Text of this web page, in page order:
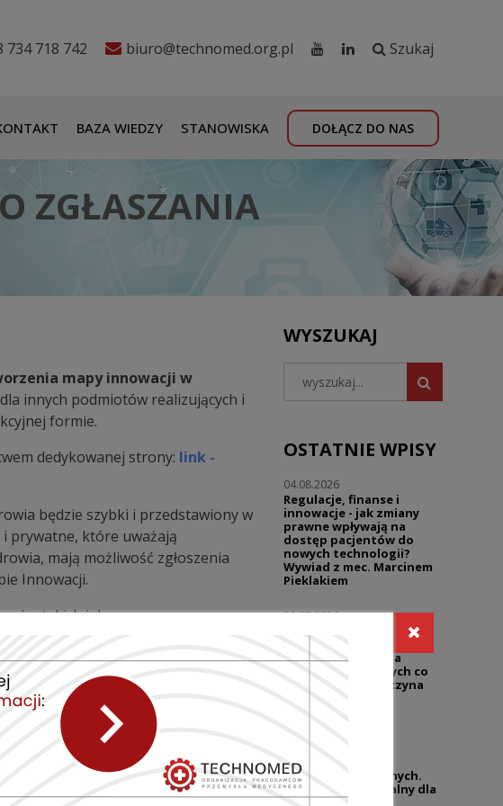
734 718 742 biuro@technomed.org.pl Szukaj
BAZA WIEDZY STANOWISKA DOŁĄCZ DO NAS
ZGŁASZANIA
mapy innowacji w
innych podmiotów realizujących i
formie.
dedykowanej strony: link -
będzie szybki i przedstawiony w
prywatne, które uważają
mają możliwość zgłoszenia
Innowacji.
takich jak:
diagnostyki i leczenia
na poprawę standardów obsługi
WYSZUKAJ
OSTATNIE WPISY
04.08.2026
Regulacje, finanse i
innowacje - jak zmiany
prawne wpływają na
dostęp pacjentów do
nowych technologii?
Wywiad z mec. Marcinem
Pieklakiem
30.07.2026
Warsztaty | Dialog w
praktyka | Reklama
sklepów medycznych co
wolno, a gdzie zaczyna
niedozwolonych
klauzulach umownych.
Temat wciąż aktualny dla
branży wyrobów